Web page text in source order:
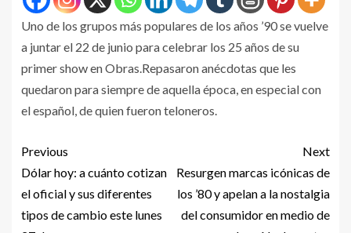
Uno de los grupos más populares de los años ’90 se vuelve
a juntar el 22 de junio para celebrar los 25 años de su
primer show en Obras.Repasaron anécdotas que les
quedaron para siempre de aquella época, en especial con
el español, de quien fueron teloneros.
Previous
Dólar hoy: a cuánto cotizan
el oficial y sus diferentes
tipos de cambio este lunes
Next
Resurgen marcas icónicas de
los ’80 y apelan a la nostalgia
del consumidor en medio de